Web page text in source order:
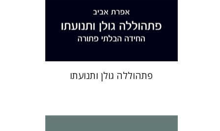
הנחת אתר ספר מודפס
$46
$41
פתהוללה גולן ותנועתו